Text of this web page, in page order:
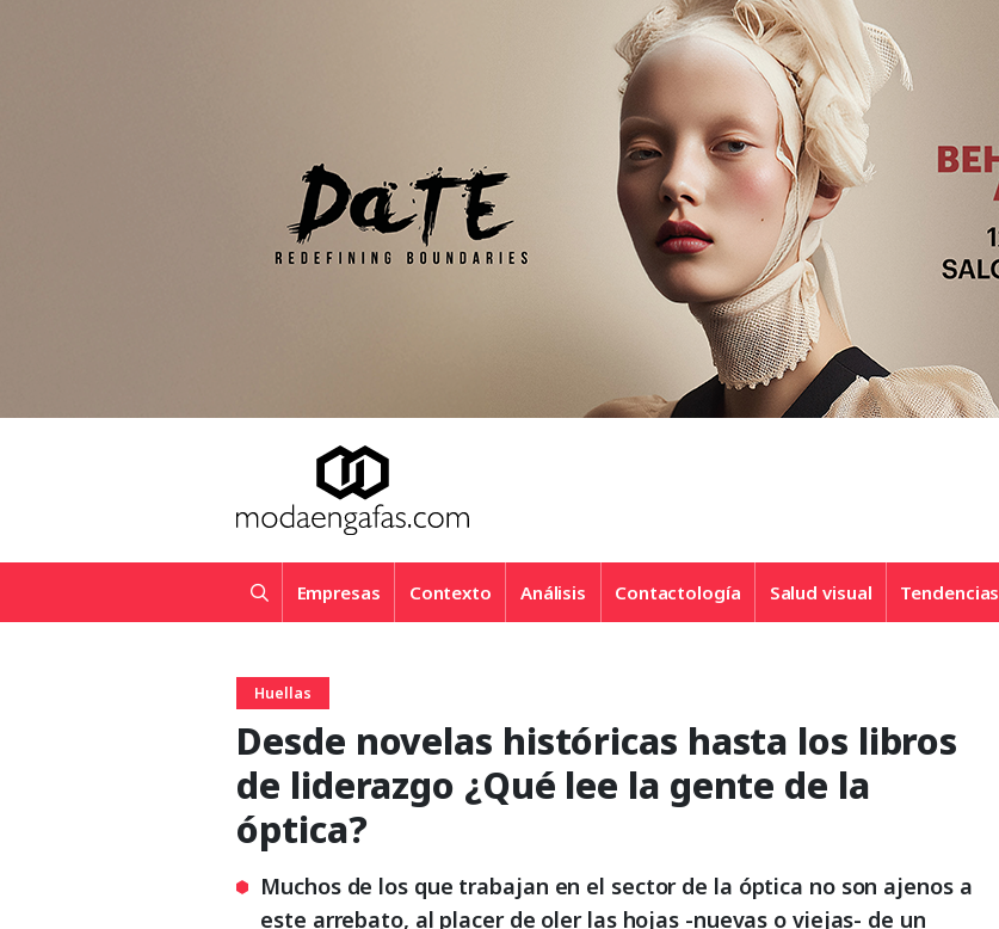
Empresas Contexto Análisis Contactología Salud visual Tendencias
Huellas
Desde novelas históricas hasta los libros
de liderazgo ¿Qué lee la gente de la
óptica?
Muchos de los que trabajan en el sector de la óptica no son ajenos a
este arrebato, al placer de oler las hojas -nuevas o viejas- de un